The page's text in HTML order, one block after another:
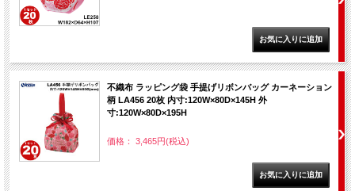
不織布 ラッピング袋 手提げリボンバッグ カーネーション
柄 LA456 20枚 内寸:120W×80D×145H 外
寸:120W×80D×195H
価格： 3,465円(税込)